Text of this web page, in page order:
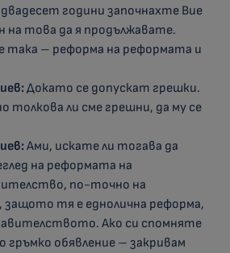
години започнахте Вие
на това да я продължавате.
така – реформа на реформата и
Докато се допускат грешки.
толкова ли сме грешни, да му се
Ами, искате ли тогава да
на реформата на
по-точно на
тя е еднолична реформа,
Ако си спомняте
гръмко обявление – закривам